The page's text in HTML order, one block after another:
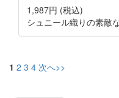
1,987円 (税込)
シュニール織りの素敵
1 2 3 4 次へ>>